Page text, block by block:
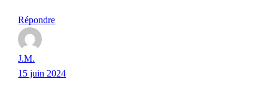
Répondre
J.M.
15 juin 2024